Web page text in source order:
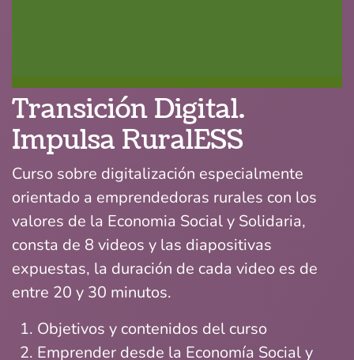
Transición Digital.
Impulsa RuralESS
Curso sobre digitalización especialmente
orientado a emprendedoras rurales con los
valores de la Economia Social y Solidaria,
consta de 8 videos y las diapositivas
expuestas, la duración de cada video es de
entre 20 y 30 minutos.
Objetivos y contenidos del curso
Emprender desde la Economía Social y